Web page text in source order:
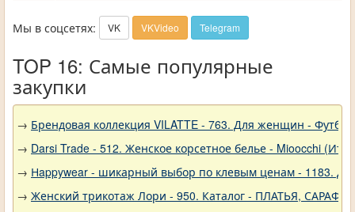
Мы в соцсетях: VK VKVideo Telegram
TOP 16: Самые популярные
закупки
→ Брендовая коллекция VILATTE - 763. Для женщин -
→ Darsi Trade - 512. Женское корсетное белье - Mioocchi
→ Нappywear - шикарный выбор по клевым ценам - 1183.
→ Женский трикотаж Лори - 950. Каталог - ПЛАТЬЯ,